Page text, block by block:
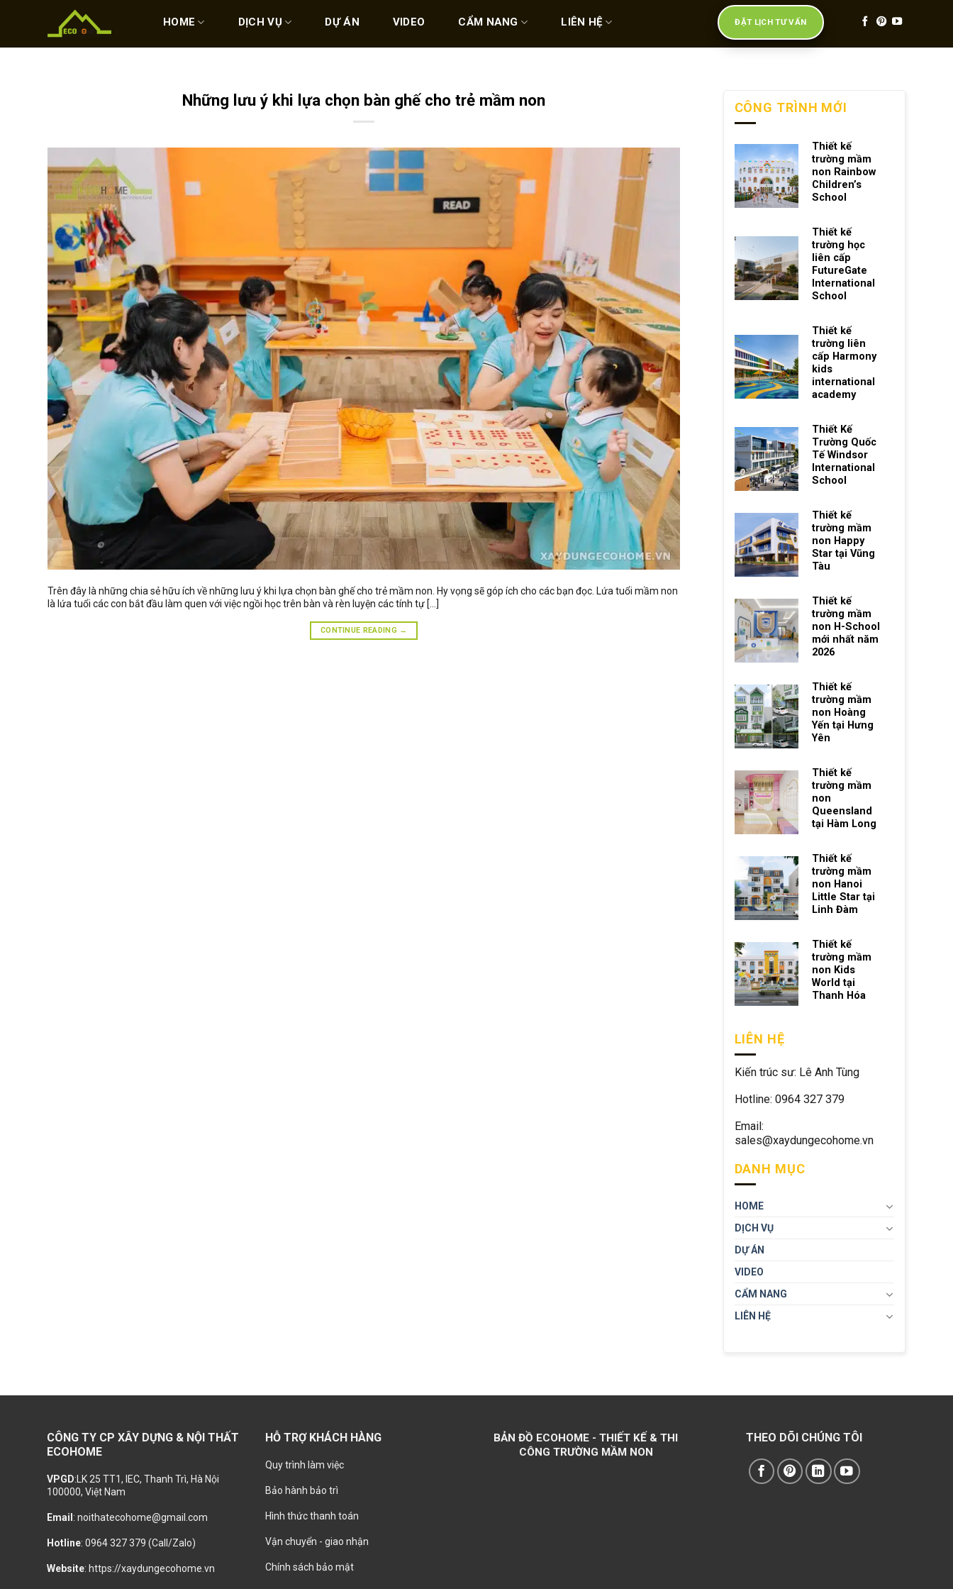
HOME DỊCH VỤ DỰ ÁN VIDEO CẨM NANG LIÊN HỆ ĐẶT LỊCH TƯ VẤN
Những lưu ý khi lựa chọn bàn ghế cho trẻ mầm non
Trên đây là những chia sẻ hữu ích về những lưu ý khi lựa chọn bàn ghế cho trẻ mầm non. Hy vọng sẽ góp ích cho các bạn đọc. Lứa tuổi mầm non
là lứa tuổi các con bắt đầu làm quen với việc ngồi học trên bàn và rèn luyện các tính tự […]
CONTINUE READING →
CÔNG TRÌNH MỚI
Thiết kế
trường mầm
non Rainbow
Children’s
School
Thiết kế
trường học
liên cấp
FutureGate
International
School
Thiết kế
trường liên
cấp Harmony
kids
international
academy
Thiết Kế
Trường Quốc
Tế Windsor
International
School
Thiết kế
trường mầm
non Happy
Star tại Vũng
Tàu
Thiết kế
trường mầm
non H-School
mới nhất năm
2026
Thiết kế
trường mầm
non Hoàng
Yến tại Hưng
Yên
Thiết kế
trường mầm
non
Queensland
tại Hàm Long
Thiết kế
trường mầm
non Hanoi
Little Star tại
Linh Đàm
Thiết kế
trường mầm
non Kids
World tại
Thanh Hóa
LIÊN HỆ
Kiến trúc sư: Lê Anh Tùng
Hotline: 0964 327 379
Email:
sales@xaydungecohome.vn
DANH MỤC
HOME
DỊCH VỤ
DỰ ÁN
VIDEO
CẨM NANG
LIÊN HỆ
CÔNG TY CP XÂY DỰNG & NỘI THẤT
ECOHOME
VPGD:LK 25 TT1, IEC, Thanh Trì, Hà Nội
100000, Việt Nam
Email : noithatecohome@gmail.com
Hotline: 0964 327 379 (Call/Zalo)
Website: https://xaydungecohome.vn
HỖ TRỢ KHÁCH HÀNG
Quy trình làm việc
Bảo hành bảo trì
Hình thức thanh toán
Vận chuyển - giao nhận
Chính sách bảo mật
BẢN ĐỒ ECOHOME - THIẾT KẾ & THI
CÔNG TRƯỜNG MẦM NON
THEO DÕI CHÚNG TÔI